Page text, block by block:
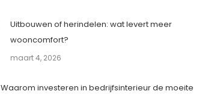
Uitbouwen of herindelen: wat levert meer
wooncomfort?
maart 4, 2026
Waarom investeren in bedrijfsinterieur de moeite